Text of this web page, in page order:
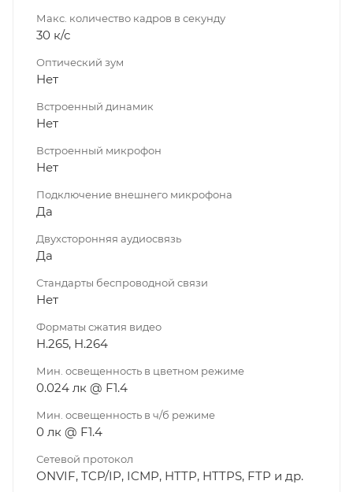
Макс. количество кадров в секунду
30 к/с
Оптический зум
Нет
Встроенный динамик
Нет
Встроенный микрофон
Нет
Подключение внешнего микрофона
Да
Двухсторонняя аудиосвязь
Да
Стандарты беспроводной связи
Нет
Форматы сжатия видео
H.265, H.264
Мин. освещенность в цветном режиме
0.024 лк @ F1.4
Мин. освещенность в ч/б режиме
0 лк @ F1.4
Сетевой протокол
ОNVIF, TCP/IP, ICMP, HTTP, HTTPS, FTP и др.